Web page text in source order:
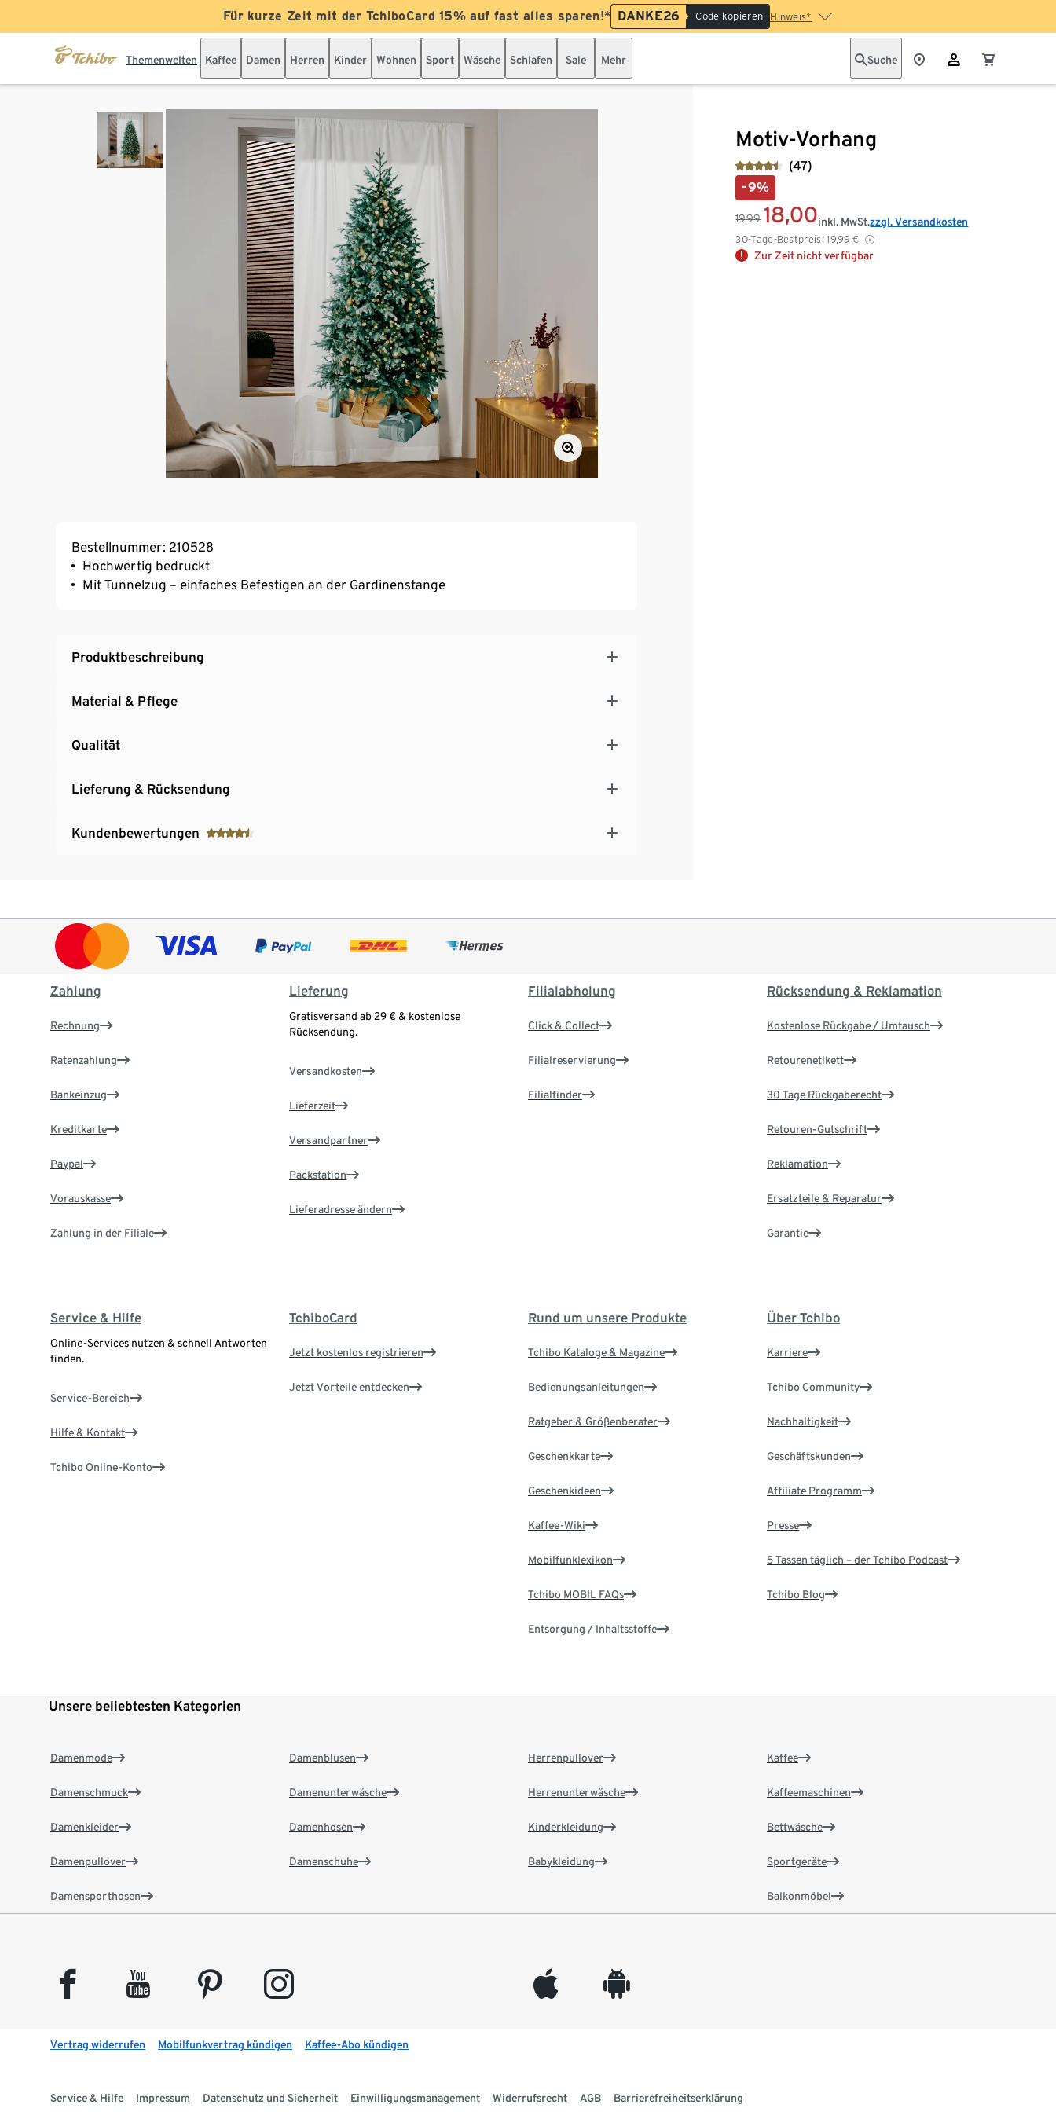
Für kurze Zeit mit der TchiboCard 15% auf fast alles sparen!* DANKE26 Code kopieren Hinweis*
Themenwelten Kaffee Damen Herren Kinder Wohnen Sport Wäsche Schlafen Sale Mehr Suche
Motiv-Vorhang
(47)
-9%
19,99 18,00
30-Tage-Bestpreis: 19,99 €
inkl. MwSt.zzgl. Versandkosten
Zur Zeit nicht verfügbar
Bestellnummer: 210528
Hochwertig bedruckt
Mit Tunnelzug – einfaches Befestigen an der Gardinenstange
Produktbeschreibung
Material & Pflege
Qualität
Lieferung & Rücksendung
Kundenbewertungen
Zahlung
Rechnung
Ratenzahlung
Bankeinzug
Kreditkarte
Paypal
Vorauskasse
Zahlung in der Filiale
Lieferung
Gratisversand ab 29 € & kostenlose
Rücksendung.
Versandkosten
Lieferzeit
Versandpartner
Packstation
Lieferadresse ändern
Filialabholung
Click & Collect
Filialreservierung
Filialfinder
Rücksendung & Reklamation
Kostenlose Rückgabe / Umtausch
Retourenetikett
30 Tage Rückgaberecht
Retouren-Gutschrift
Reklamation
Ersatzteile & Reparatur
Garantie
Service & Hilfe
Online-Services nutzen & schnell Antworten
finden.
Service-Bereich
Hilfe & Kontakt
Tchibo Online-Konto
TchiboCard
Jetzt kostenlos registrieren
Jetzt Vorteile entdecken
Rund um unsere Produkte
Tchibo Kataloge & Magazine
Bedienungsanleitungen
Ratgeber & Größenberater
Geschenkkarte
Geschenkideen
Kaffee-Wiki
Mobilfunklexikon
Tchibo MOBIL FAQs
Entsorgung / Inhaltsstoffe
Über Tchibo
Karriere
Tchibo Community
Nachhaltigkeit
Geschäftskunden
Affiliate Programm
Presse
5 Tassen täglich – der Tchibo Podcast
Tchibo Blog
Unsere beliebtesten Kategorien
Damenmode
Damenschmuck
Damenkleider
Damenpullover
Damensporthosen
Damenblusen
Damenunterwäsche
Damenhosen
Damenschuhe
Herrenpullover
Herrenunterwäsche
Kinderkleidung
Babykleidung
Kaffee
Kaffeemaschinen
Bettwäsche
Sportgeräte
Balkonmöbel
facebook youtube pinterest instagram appleinc android
Vertrag widerrufen Mobilfunkvertrag kündigen Kaffee-Abo kündigen
Service & Hilfe Impressum Datenschutz und Sicherheit Einwilligungsmanagement Widerrufsrecht AGB Barrierefreiheitserklärung